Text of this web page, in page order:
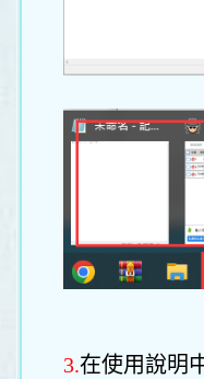
3.在使用說明